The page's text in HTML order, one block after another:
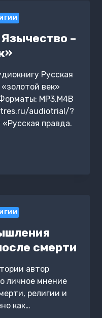
–
Русская
век»
MP3,M4B
audiotrial/?
правда.
смерти
автор
личное мнение
религии и
как…